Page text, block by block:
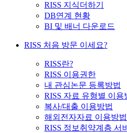
RISS 지식더하기
DB연계 현황
BI 및 배너 다운로드
RISS 처음 방문 이세요?
RISS란?
RISS 이용권한
내 관심논문 등록방법
RISS 자료 유형별 이용
복사/대출 이용방법
해외전자자료 이용방법
RISS 정보취약계층 서